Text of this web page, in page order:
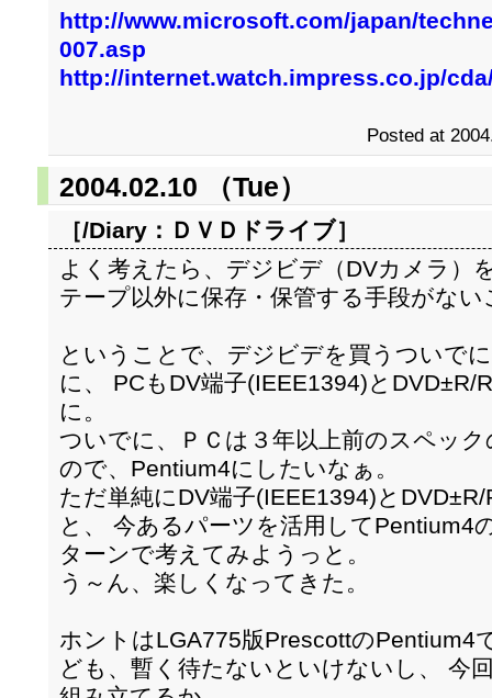
http://www.microsoft.com/japan/
007.asp
http://internet.watch.impress.co.jp/
Posted at
2004.02.10 （Tue）
［/Diary： ＤＶＤドライブ］
よく考えたら、デジビデ（DVカメラ）
テープ以外に保存・保管する手段がな
ということで、デジビデを買うついで
に、 PCもDV端子(IEEE1394)と
に。
ついでに、ＰＣは３年以上前のスペッ
ので、Pentium4にしたいなぁ。
ただ単純にDV端子(IEEE1394)と
と、 今あるパーツを活用してPentium4
ターンで考えてみようっと。
う～ん、楽しくなってきた。
ホントはLGA775版PrescottのPentium4
ども、暫く待たないといけないし、 今